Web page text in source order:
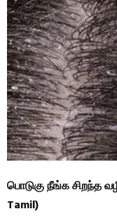
பொடுகு நீங்க சிறந்த
Tamil)